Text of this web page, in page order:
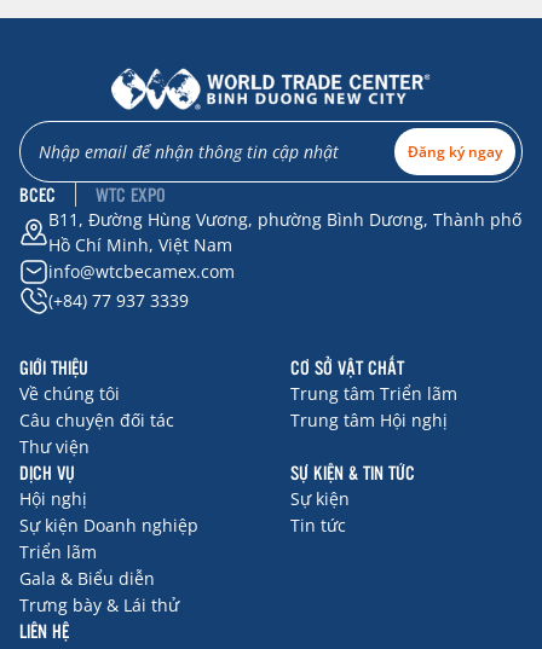
Đăng ký ngay
BCEC WTC EXPO
B11, Đường Hùng Vương, phường Bình Dương, Thành phố
Hồ Chí Minh, Việt Nam
info@wtcbecamex.com
(+84) 77 937 3339
GIỚI THIỆU
Về chúng tôi
Câu chuyện đối tác
Thư viện
CƠ SỞ VẬT CHẤT
Trung tâm Triển lãm
Trung tâm Hội nghị
DỊCH VỤ
Hội nghị
Sự kiện Doanh nghiệp
Triển lãm
Gala & Biểu diễn
Trưng bày & Lái thử
SỰ KIỆN & TIN TỨC
Sự kiện
Tin tức
LIÊN HỆ